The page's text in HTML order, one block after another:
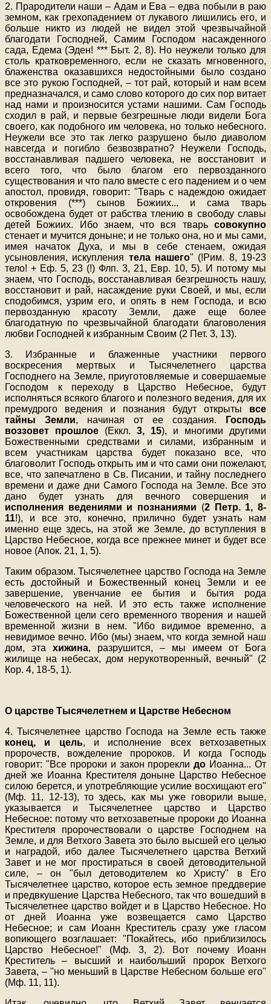
2. Прародители наши – Адам и Ева – едва побыли в раю
земном, как грехопадением от лукавого лишились его, и
больше никто из людей не видел этой чрезвычайной
благодати Господней, Самим Господом насажденного
сада, Едема (Эден! *** Быт. 2, 8). Но неужели только для
столь кратковременного, если не сказать мгновенного,
блаженства оказавшихся недостойными было создано
все это рукою Господней, – тот рай, который и нам всем
предназначался, и само слово которого до сих пор витает
над нами и произносится устами нашими. Сам Господь
сходил в рай, и первые безгрешные люди видели Бога
своего, как подобного им человека, но только небесного.
Неужели все это так легко разрушено было диаволом
навсегда и погибло безвозвратно? Неужели Господь,
восстанавливая падшего человека, не восстановит и
всего того, что было благом его первозданного
существования и что пало вместе с его падением и о чем
апостол, провидя, говорит: "Тварь с надеждою ожидает
откровения (***) сынов Божиих... и сама тварь
освобождена будет от рабства тлению в свободу славы
детей Божиих. Ибо знаем, что вся тварь совокупно
стенает и мучится доныне; и не только она, но и мы сами,
имея начаток Духа, и мы в себе стенаем, ожидая
усыновления, искупления тела нашего" (!Рим. 8, 19-23
тело! + Еф. 5, 23 (!) Флп. 3, 21, Евр. 10, 5). И потому мы
знаем, что Господь, восстанавливая безгрешность нашу,
восстановит и рай, насаждение руки Своей, и мы, если
сподобимся, узрим его, и опять в нем Господа, и всю
первозданную красоту Земли, даже еще более
благодатную по чрезвычайной благодати благоволения
любви Господней к избранным Своим (2 Пет. 3, 13).
3. Избранные и блаженные участники первого
воскресения мертвых и Тысячелетнего царства
Господнего на Земле, приуготовляемые и совершаемые
Господом к переходу в Царство Небесное, будут
исполняться всякого благого и полезного ведения, для их
премудрого ведения и познания будут открыты все
тайны Земли, начиная от ее создания.
Господь
воззовет прошлое (Еккл. 3, 15), и многими другими
Божественными средствами и силами, избранным и
всем участникам царства будет показано все, что
благоволит Господь открыть им и что сами они пожелают,
все, что запечатлено в Св. Писании, и тайну последнего
времени и даже дни Самого Господа на Земле. Все это
дано будет узнать для вечного совершения и
исполнения ведениями и познаниями (2 Петр. 1, 8-
11!), и все это, конечно, прилично будет узнать нам
именно еще здесь, на этой же Земле, до вступления в
Царство Небесное, когда все прежнее минет и будет все
новое (Апок. 21, 1, 5).
Таким образом. Тысячелетнее царство Господа на Земле
есть достойный и Божественный конец Земли и ее
завершение, увенчание ее бытия и бытия рода
человеческого на ней. И это есть также исполнение
Божественной цели сего временного творения и нашей
временной жизни в нем. "Ибо видимое временно, а
невидимое вечно. Ибо (мы) знаем, что когда земной наш
дом, эта хижина, разрушится, – мы имеем от Бога
жилище на небесах, дом нерукотворенный, вечный" (2
Кор. 4, 18-5, 1).
О царстве Тысячелетнем и Царстве Небесном
4. Тысячелетнее царство Господа на Земле есть также
конец, и цель, и исполнение всех ветхозаветных
пророчеств, вожделение пророков. И когда Господь
говорит: "Все пророки и закон прореклидо Иоанна... От
дней же Иоанна Крестителя доныне Царство Небесное
силою берется, и употребляющие усилие восхищают его"
(Мф. 11, 12-13), то здесь, как мы уже говорили выше,
указывается и Тысячелетнее царство и Царство
Небесное: потому что ветхозаветные пророки до Иоанна
Крестителя пророчествовали о царстве Господнем на
Земле, и для Ветхого Завета это было высшей его целью
и наградой, ибо далее Тысячелетнего царства Ветхий
Завет и не мог простираться в своей детоводительной
силе, – он "был детоводителем ко Христу" в Его
Тысячелетнее царство, которое есть земное преддверие
и предвкушение Царства Небесного, так что вошедший в
Тысячелетнее царство войдет и в Царство Небесное. Но
от дней Иоанна уже возвещается само Царство
Небесное; и сам Иоанн Креститель сразу уже гласом
вопиющего возглашает: "Покайтесь, ибо приблизилось
Царство Небесное!" (Мф. 3, 2). Вот почему Иоанн
Креститель – высший и наибольший пророк Ветхого
Завета, – "но меньший в Царстве Небесном больше его"
(Мф. 11, 11).